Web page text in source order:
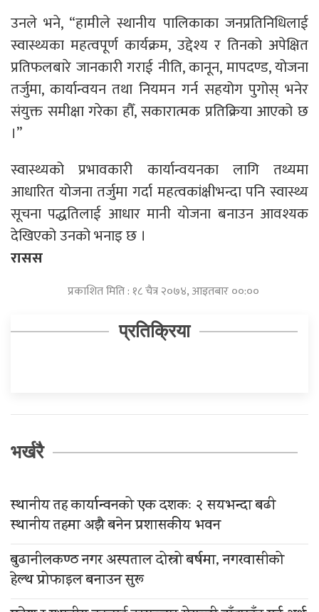
उनले भने, “हामीले स्थानीय पालिकाका जनप्रतिनिधिलाई
स्वास्थ्यका महत्वपूर्ण कार्यक्रम, उद्देश्य र तिनको अपेक्षित
प्रतिफलबारे जानकारी गराई नीति, कानून, मापदण्ड, योजना
तर्जुमा, कार्यान्वयन तथा नियमन गर्न सहयोग पुगोस् भनेर
संयुक्त समीक्षा गरेका हौँ, सकारात्मक प्रतिक्रिया आएको छ
।”
स्वास्थ्यको प्रभावकारी कार्यान्वयनका लागि तथ्यमा
आधारित योजना तर्जुमा गर्दा महत्वकांक्षीभन्दा पनि स्वास्थ्य
सूचना पद्धतिलाई आधार मानी योजना बनाउन आवश्यक
देखिएको उनको भनाइ छ ।
रासस
प्रकाशित मिति : १८ चैत्र २०७४, आइतबार ००:००
प्रतिक्रिया
भर्खरै
स्थानीय तह कार्यान्वनको एक दशकः २ सयभन्दा बढी
स्थानीय तहमा अझै बनेन प्रशासकीय भवन
बुढानीलकण्ठ नगर अस्पताल दोस्रो बर्षमा, नगरवासीको
हेल्थ प्रोफाइल बनाउन सुरू